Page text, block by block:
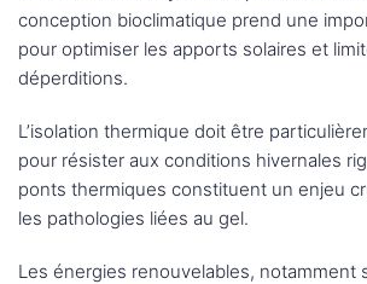
conception bioclimatique prend une
pour optimiser les apports solaires et
déperditions.
L’isolation thermique doit être
pour résister aux conditions hivernales
ponts thermiques constituent un enjeu
les pathologies liées au gel.
Les énergies renouvelables, notamment